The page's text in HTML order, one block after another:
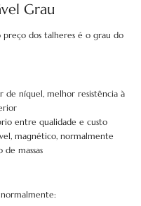
Grau
dos talheres é o grau do
níquel, melhor resistência à
entre qualidade e custo
magnético, normalmente
massas